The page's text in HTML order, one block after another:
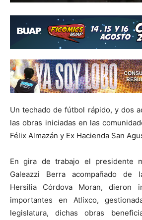
Un techado de fútbol rápido, y dos
las obras iniciadas en las
Félix Almazán y Ex Hacienda San
En gira de trabajo el presidente
Galeazzi Berra acompañado de
Hersilia Córdova Moran, dieron
importantes en Atlixco,
legislatura, dichas obras